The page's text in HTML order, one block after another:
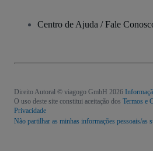
Centro de Ajuda / Fale
Direito Autoral © viagogo GmbH 2026
O uso deste site constitui aceitação dos Termos e
Privacidade
Não partilhar as minhas informações pessoais/as